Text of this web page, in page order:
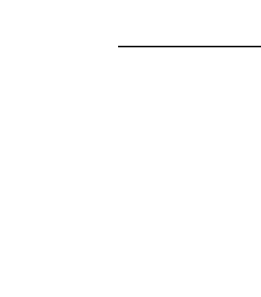
Rete
Bandi
Servizi
Spazi
Sala
FILM